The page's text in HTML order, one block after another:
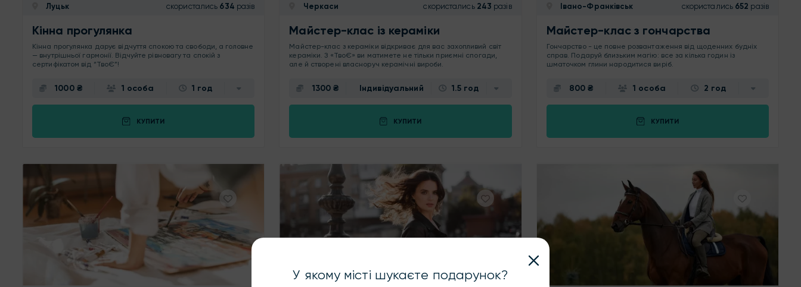
Луцьк скористались 634 разів
Кінна прогулянка
Кінна прогулянка дарує відчуття спокою та свободи, а головне
— внутрішньої гармонії. Відчуйте рівновагу та спокій з
сертифікатом від “ТвоЄ”!
1000 ₴ 1 особа 1 год
КУПИТИ
Черкаси скористались 243 разів
Майстер-клас із кераміки
Майстер-клас з кераміки відкриває для вас захопливий світ
кераміки. З «ТвоЄ» ви матимете не тільки приємні спогади,
але й створені власноруч керамічні вироби.
1300 ₴ Індивідуальний 1.5 год
КУПИТИ
Івано-Франківськ скористались 652 разів
Майстер-клас з гончарства
Гончарство - це повне розвантаження від щоденних будніх
справ. Подаруй близьким магію: все за кілька годин із
шматочком глини народитися виріб.
800 ₴ 1 особа 2 год
КУПИТИ
У якому місті шукаєте подарунок?